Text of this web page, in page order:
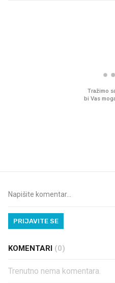
PRIJAVITE SE
KOMENTARI (0)
Trenutno nema komentara.